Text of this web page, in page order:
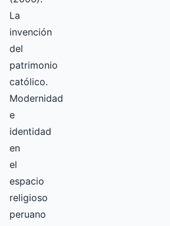
La
invención
del
patrimonio
católico.
Modernidad
e
identidad
en
el
espacio
religioso
peruano